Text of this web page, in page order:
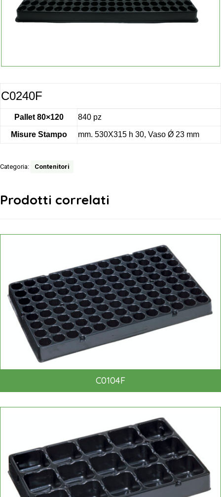
C0240F
Pallet 80×120 840 pz
Misure Stampo mm. 530X315 h 30, Vaso Ǿ 23 mm
Categoria: Contenitori
Prodotti correlati
C0104F